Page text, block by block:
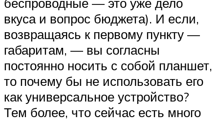
вкуса и вопрос бюджета). И если,
возвращаясь к первому пункту —
габаритам, — вы согласны
постоянно носить с собой планшет,
то почему бы не использовать его
как универсальное устройство?
Тем более, что сейчас есть много